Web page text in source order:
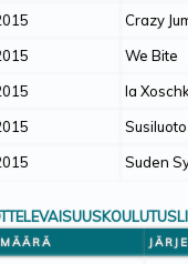
Crazy
We Bite
la
Susiluoto
Suden